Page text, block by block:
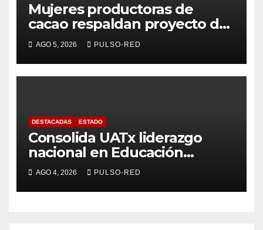
Mujeres productoras de
cacao respaldan proyecto de
Alfonso Sánchez García
rumbo a la Coordinación
Estatal de Morena
AGO 5, 2026 PULSO-RED
DESTACADAS ESTADO
Consolida UATx liderazgo
nacional en Educación
Especial, Gerontología y
Ciencias de la Familia
AGO 4, 2026 PULSO-RED